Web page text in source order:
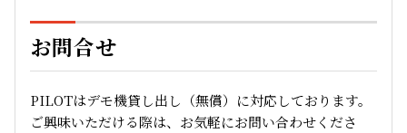
お問合せ
PILOTはデモ機貸し出し（無償）に対応しております。
ご興味いただける際は、お気軽にお問い合わせくださ